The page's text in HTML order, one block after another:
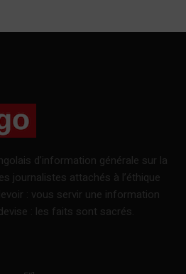
d’information générale sur la
journalistes attachés à l’éthique
: vous servir une information
: les faits sont sacrés.